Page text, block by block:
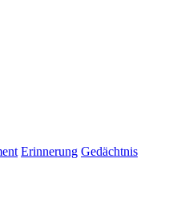
Erinnerung Gedächtnis